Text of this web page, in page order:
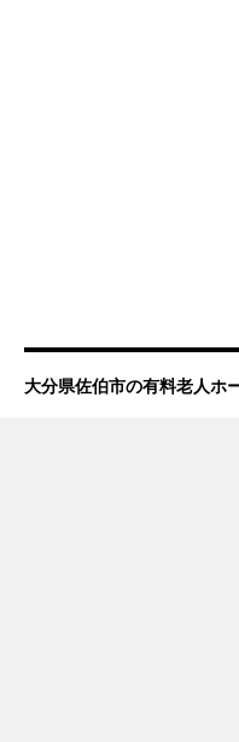
大分県佐伯市の有料老人ホ